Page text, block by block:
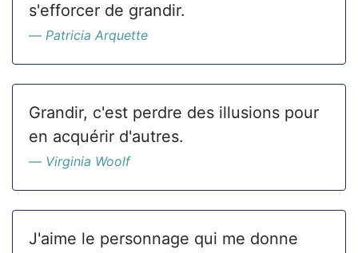
s'efforcer de grandir.
Patricia Arquette
Grandir, c'est perdre des illusions pour
en acquérir d'autres.
Virginia Woolf
J'aime le personnage qui me donne